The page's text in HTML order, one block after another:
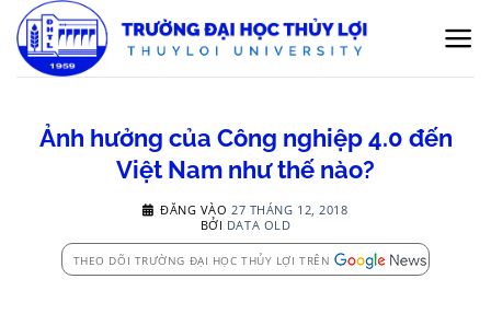
qua
nội
Ảnh hưởng của Công nghiệp 4.0 đến
Việt Nam như thế nào?
ĐĂNG VÀO 27 THÁNG 12, 2018
BỞI DATA OLD
THEO DÕI TRƯỜNG ĐẠI HỌC THỦY LỢI TRÊN